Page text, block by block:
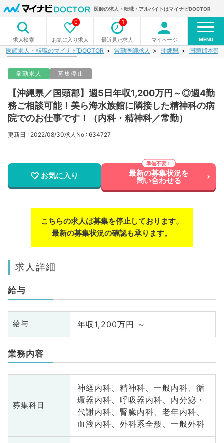
医師の求人・転職・アルバイトはマイナビDOCTOR
求人検索 お気に入り求人
0
最近見た求人
1
マイページ MENU
医師求人・転職のマイナビDOCTOR 常勤医師求人 沖縄県 国頭郡本部
常勤求人 募集停止
【沖縄県／国頭郡】週5日年収1,200万円～◎週4勤
務ご相談可能！美ら海水族館に隣接した精神科の病
院でのお仕事です！（内科・精神科／常勤）
更新日 : 2022/08/30求人No : 634727
お気に入り 最新の募集状況を
問い合わせる
こちらの求人は募集を停止しております。
最新の募集状況の確認も承ります。
求人詳細
給与
給与 年収1,200万円 ～
業務内容
募集科目
神経内科、精神科、一般内科、循
環器内科、呼吸器内科、内分泌・
代謝内科、腎臓内科、老年内科、
血液内科、外科系全般、一般外科